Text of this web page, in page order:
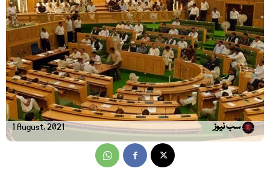
1 August, 2021 سب نیوز